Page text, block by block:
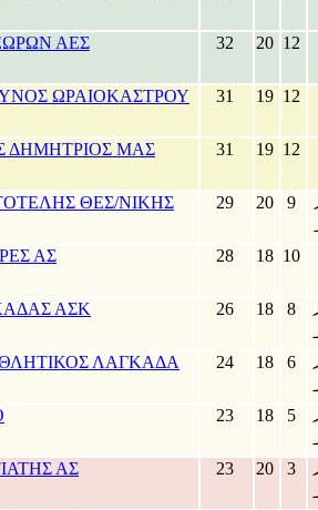
ΑΕΣ 32 20 12
ΩΡΑΙΟΚΑΣΤΡΟΥ 31 19 12
ΔΗΜΗΤΡΙΟΣ ΜΑΣ 31 19 12
ΘΕΣ/ΝΙΚΗΣ 29 20 9
ΑΣ 28 18 10
ΑΣΚ 26 18 8
ΛΑΓΚΑΔΑ 24 18 6
23 18 5
ΑΣ 23 20 3